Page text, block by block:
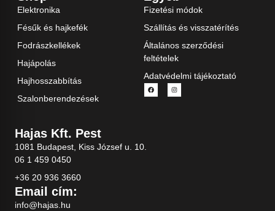
Elektronika
Fésűk és hajkefék
Fodrászkellékek
Hajápolás
Hajhosszabbítás
Szalonberendezések
Fizetési módok
Szállítás és visszatérítés
Általános szerződési
feltételek
Adatvédelmi tájékoztató
Hajas Kft. Pest
1081 Budapest, Kiss József u. 10.
06 1 459 0450
+36 20 936 3660
Email cím:
info@hajas.hu